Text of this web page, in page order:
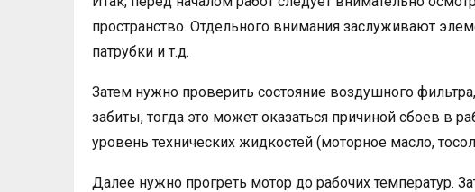
пространство. Отдельного внимания заслуживают
патрубки и т.д.
Затем нужно проверить состояние воздушного
забиты, тогда это может оказаться причиной сбоев в
уровень технических жидкостей (моторное масло,
Далее нужно прогреть мотор до рабочих температур.